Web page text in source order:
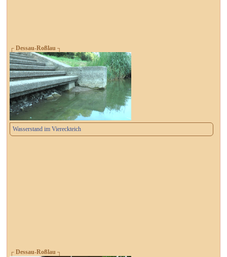
┌ Dessau-Roßlau ┐
Wasserstand im Viereckteich
┌ Dessau-Roßlau ┐